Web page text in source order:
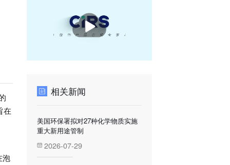
在
泡
播
放
相关新闻
美国环保署拟对27种化学物质实施
重大新用途管制
2026-07-29